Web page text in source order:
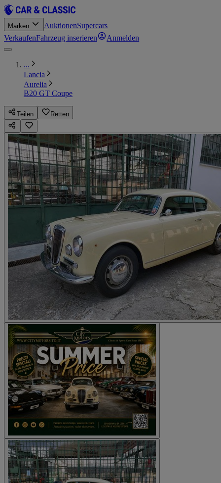
Marken AuktionenSupercars
VerkaufenFahrzeug inserieren Anmelden
...
Lancia
Aurelia
B20 GT Coupe
Teilen Retten